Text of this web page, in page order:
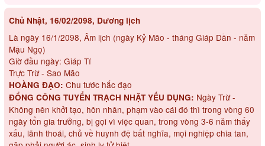
Chủ Nhật, 16/02/2098, Dương lịch
Là ngày 16/1/2098, Âm lịch (ngày Kỷ Mão - tháng Giáp Dần - năm
Mậu Ngọ)
Giờ đầu ngày: Giáp Tí
Trực Trừ - Sao Mão
HOÀNG ĐẠO: Chu tước hắc đạo
ĐỔNG CÔNG TUYỂN TRẠCH NHẬT YẾU DỤNG: Ngày Trừ -
Không nên khởi tạo, hôn nhân, phạm vào cái đó thì trong vòng 60
ngày tổn gia trưởng, bị gọi vì việc quan, trong vòng 3-6 năm thấy
xấu, lãnh thoái, chủ về huynh đệ bất nghĩa, mọi nghiệp chia tan,